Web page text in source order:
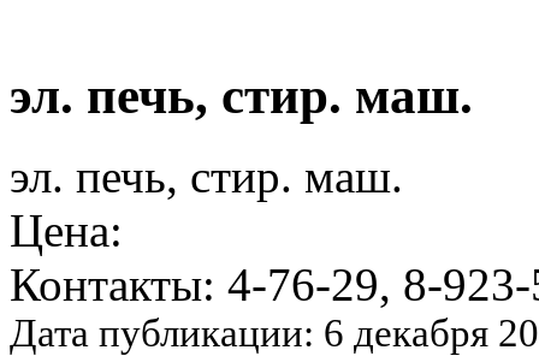
эл. печь, стир. маш.
эл. печь, стир. маш.
Цена:
Контакты: 4-76-29, 8-
Дата публикации: 6 декабря